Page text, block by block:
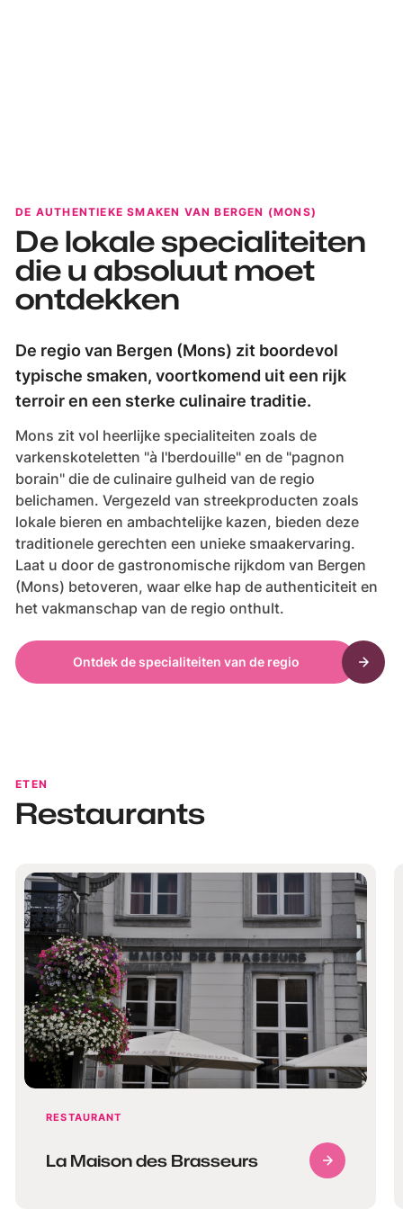
DE AUTHENTIEKE SMAKEN VAN BERGEN (MONS)
De lokale specialiteiten
die u absoluut moet
ontdekken
De regio van Bergen (Mons) zit boordevol
typische smaken, voortkomend uit een rijk
terroir en een sterke culinaire traditie.
Mons zit vol heerlijke specialiteiten zoals de
varkenskoteletten "à l'berdouille" en de "pagnon
borain" die de culinaire gulheid van de regio
belichamen. Vergezeld van streekproducten zoals
lokale bieren en ambachtelijke kazen, bieden deze
traditionele gerechten een unieke smaakervaring.
Laat u door de gastronomische rijkdom van Bergen
(Mons) betoveren, waar elke hap de authenticiteit en
het vakmanschap van de regio onthult.
Ontdek de specialiteiten van de regio
ETEN
Restaurants
RESTAURANT
La Maison des Brasseurs